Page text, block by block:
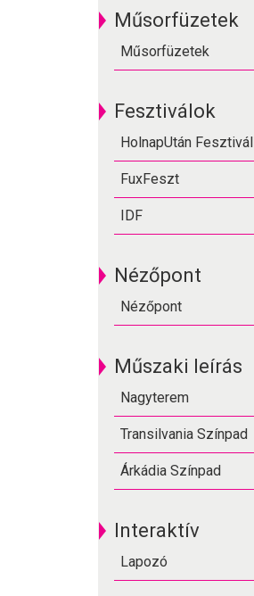
Műsorfüzetek
Műsorfüzetek
Fesztiválok
HolnapUtán Fesztivál
FuxFeszt
IDF
Nézőpont
Nézőpont
Műszaki leírás
Nagyterem
Transilvania Színpad
Árkádia Színpad
Interaktív
Lapozó